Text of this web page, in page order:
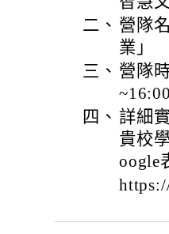
二、 營隊
業」
三、 營隊
~16:00
四、 詳細
貴校
oogle